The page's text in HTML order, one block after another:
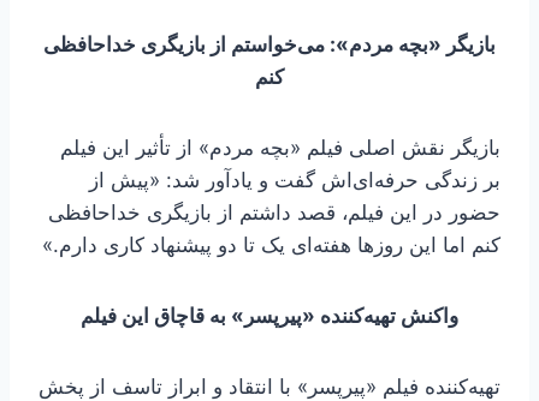
بازیگر «بچه مردم»: می‌خواستم از بازیگری خداحافظی
کنم
بازیگر نقش اصلی فیلم «بچه مردم» از تأثیر این فیلم
بر زندگی حرفه‌ای‌اش گفت و یادآور شد: «پیش از
حضور در این فیلم، قصد داشتم از بازیگری خداحافظی
کنم اما این روزها هفته‌ای یک تا دو پیشنهاد کاری دارم.»
واکنش تهیه‌کننده «پیرپسر» به قاچاق این فیلم
تهیه‌کننده فیلم «پیرپسر» با انتقاد و ابراز تاسف از پخش